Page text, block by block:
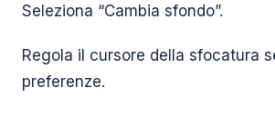
Seleziona “Cambia sfondo”.
Regola il cursore della sfocatura
preferenze.